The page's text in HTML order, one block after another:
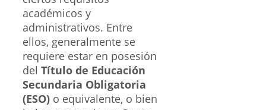
académicos y
administrativos. Entre
ellos, generalmente se
requiere estar en posesión
del Título de Educación
Secundaria Obligatoria
(ESO) o equivalente, o bien